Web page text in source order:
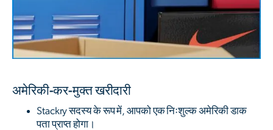
अमेरिकी-कर-मुक्त खरीदारी
Stackry सदस्य के रूप में, आपको एक निःशुल्क अमेरिकी डाक
पता प्राप्त होगा।